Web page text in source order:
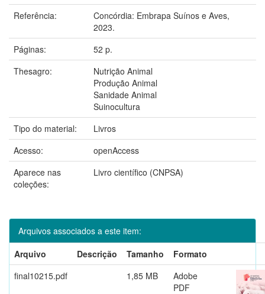
Referência:
Concórdia: Embrapa Suínos e Aves,
2023.
Páginas:
52 p.
Thesagro:
Nutrição Animal
Produção Animal
Sanidade Animal
Suinocultura
Tipo do material:
Livros
Acesso:
openAccess
Aparece nas
coleções:
Livro científico (CNPSA)
Arquivos associados a este item:
Arquivo
Descrição Tamanho
Formato
final10215.pdf
1,85 MB
Adobe
PDF